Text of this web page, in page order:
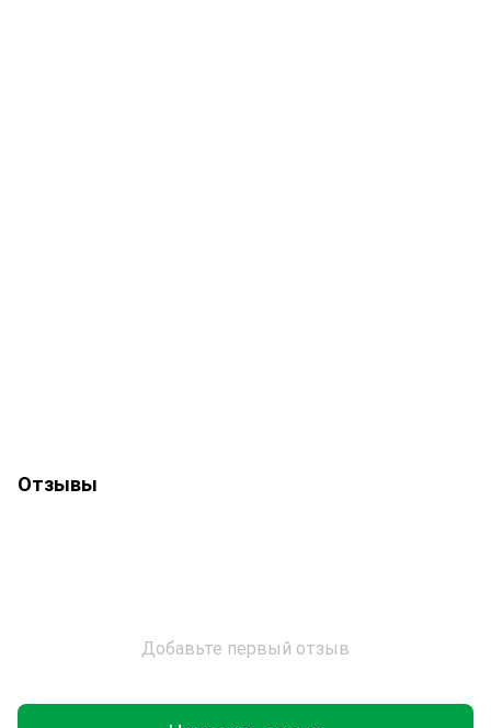
Отзывы
Добавьте первый отзыв